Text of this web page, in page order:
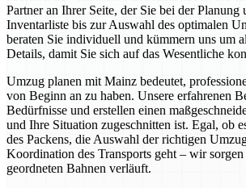
Partner an Ihrer Seite, der Sie bei der Planung
Inventarliste bis zur Auswahl des optimalen
beraten Sie individuell und kümmern uns um
Details, damit Sie sich auf das Wesentliche
Umzug planen mit Mainz bedeutet,
von Beginn an zu haben. Unsere erfahrenen
Bedürfnisse und erstellen einen
und Ihre Situation zugeschnitten ist. Egal, ob
des Packens, die Auswahl der richtigen
Koordination des Transports geht – wir sorgen
geordneten Bahnen verläuft.